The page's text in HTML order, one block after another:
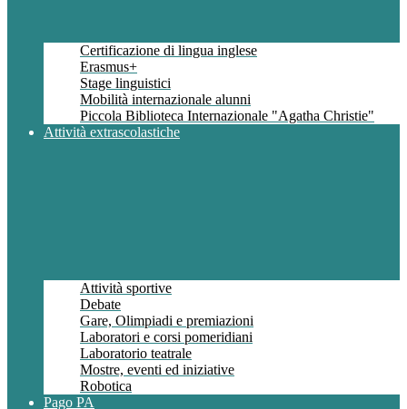
Certificazione di lingua inglese
Erasmus+
Stage linguistici
Mobilità internazionale alunni
Piccola Biblioteca Internazionale "Agatha Christie"
Attività extrascolastiche
Attività sportive
Debate
Gare, Olimpiadi e premiazioni
Laboratori e corsi pomeridiani
Laboratorio teatrale
Mostre, eventi ed iniziative
Robotica
Pago PA